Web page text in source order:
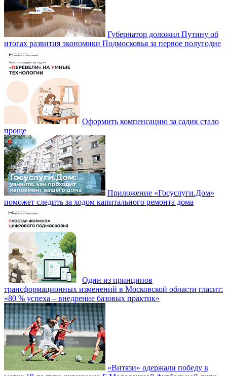
Губернатор доложил Путину об
итогах развития экономики Подмосковья за первое полугодие
Оформить компенсацию за садик стало
проще
Приложение «Госуслуги.Дом»
поможет следить за ходом капитального ремонта дома
Один из принципов
трансформационных изменений в Московской области гласит:
«80 % успеха – внедрение базовых практик»
«Витязи» одержали победу в